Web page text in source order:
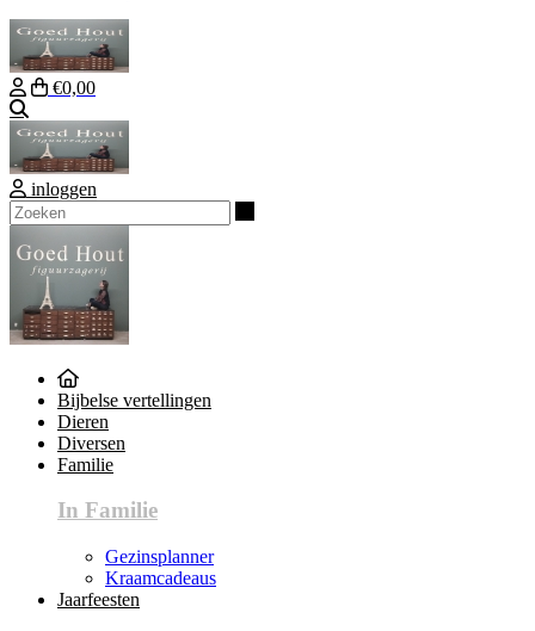
€0,00
inloggen
Bijbelse vertellingen
Dieren
Diversen
Familie
In Familie
Gezinsplanner
Kraamcadeaus
Jaarfeesten